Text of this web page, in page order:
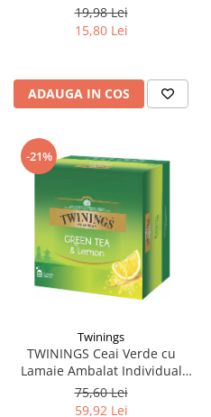
19,98 Lei
15,80 Lei
ADAUGA IN COS
-21%
Twinings
TWININGS Ceai Verde cu
Lamaie Ambalat Individual
100x1.6g
75,60 Lei
59,92 Lei